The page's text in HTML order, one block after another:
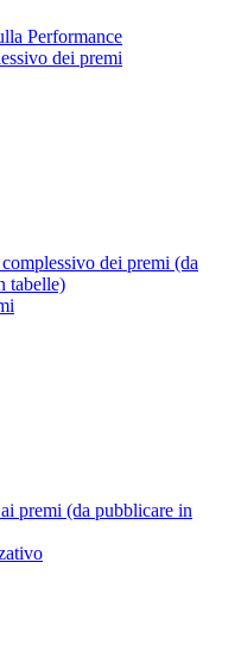
Performance
dei premi
dei premi (da
tabelle)
premi (da pubblicare in